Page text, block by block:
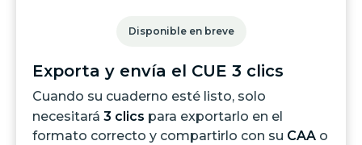
Disponible en breve
Exporta y envía el CUE 3 clics
Cuando su cuaderno esté listo, solo
necesitará 3 clics para exportarlo en el
formato correcto y compartirlo con su CAA o